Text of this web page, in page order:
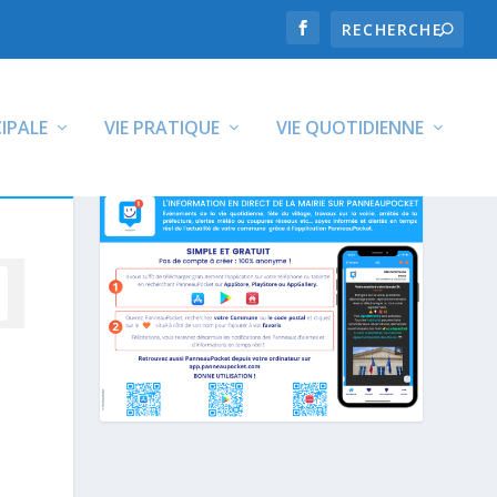
VIE PRATIQUE VIE QUOTIDIENNE